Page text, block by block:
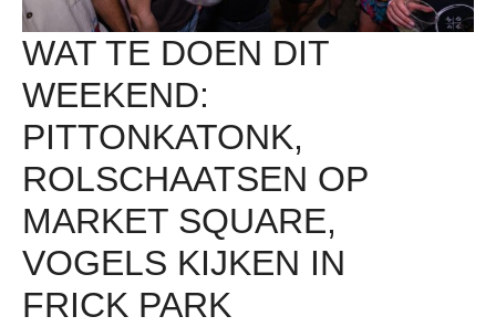
WAT TE DOEN DIT
WEEKEND:
PITTONKATONK,
ROLSCHAATSEN OP
MARKET SQUARE,
VOGELS KIJKEN IN
FRICK PARK